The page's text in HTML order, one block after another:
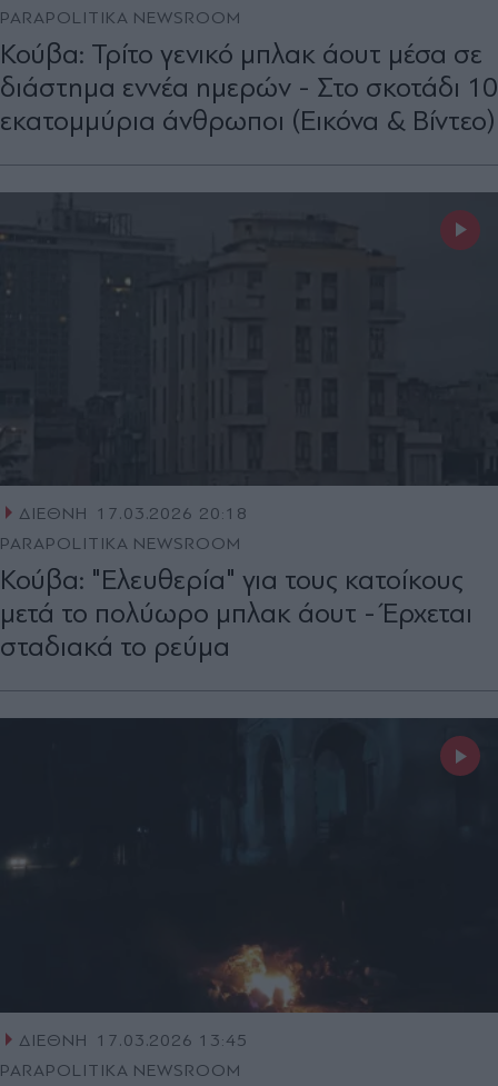
PARAPOLITIKA NEWSROOM
Κούβα: Τρίτο γενικό μπλακ άουτ μέσα σε
διάστημα εννέα ημερών - Στο σκοτάδι 10
εκατομμύρια άνθρωποι (Εικόνα & Βίντεο)
ΔΙΕΘΝΗ
17.03.2026 20:18
PARAPOLITIKA NEWSROOM
Κούβα: "Ελευθερία" για τους κατοίκους
μετά το πολύωρο μπλακ άουτ - Έρχεται
σταδιακά το ρεύμα
ΔΙΕΘΝΗ
17.03.2026 13:45
PARAPOLITIKA NEWSROOM